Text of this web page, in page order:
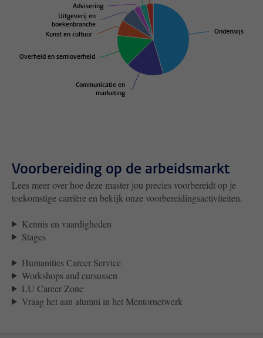
Onderwijs
Onderwijs
Communicatie en
marketing
Communicatie en
marketing
Overheid en semioverheid
Overheid en semioverheid
Kunst en cultuur
Kunst en cultuur
Uitgeverij en
boekenbranche
Uitgeverij en
boekenbranche
Advisering
Advisering
Voorbereiding op de arbeidsmarkt
Lees meer over hoe deze master jou precies voorbereidt op je
toekomstige carrière en bekijk onze voorbereidingsactiviteiten.
Kennis en vaardigheden
Stages
Humanities Career Service
Workshops and cursussen
LU Career Zone
Vraag het aan alumni in het Mentornetwerk